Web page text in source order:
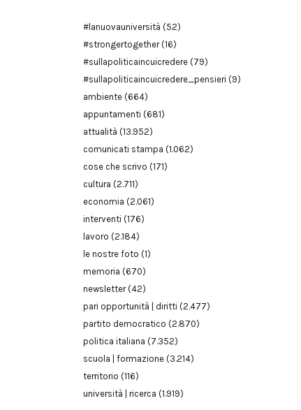
#lanuovauniversità (52)
#strongertogether(16)
#sullapoliticaincuicredere (79)
#sullapoliticaincuicredere_pensieri (9)
ambiente (664)
appuntamenti (681)
attualità (13.952)
comunicati stampa (1.062)
cose che scrivo (171)
cultura (2.711)
economia (2.061)
interventi (176)
lavoro (2.184)
le nostre foto (1)
memoria (670)
newsletter(42)
pari opportunità | diritti (2.477)
partito democratico (2.870)
politica italiana (7.352)
scuola | formazione (3.214)
territorio (116)
università | ricerca (1.919)